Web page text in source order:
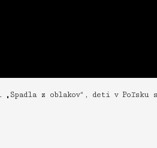
z oblakov“, deti v Poľsku